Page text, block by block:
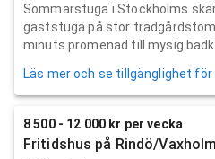
Sommarstuga i Stockholms
gäststuga på stor
minuts promenad till mysig
Läs mer och se tillgänglighet
8 500 - 12 000 kr per vecka
Fritidshus på Rindö/